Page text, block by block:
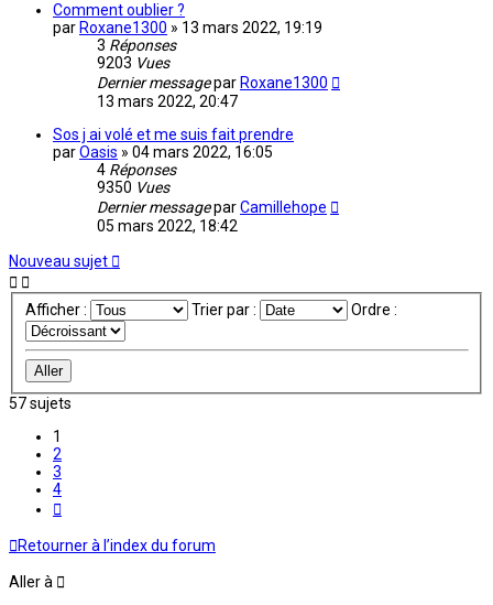
Comment oublier ?
par Roxane1300 » 13 mars 2022, 19:19
3 Réponses
9203 Vues
Dernier messagepar Roxane1300
13 mars 2022, 20:47
Sos j ai volé et me suis fait prendre
parOasis » 04 mars 2022, 16:05
4 Réponses
9350 Vues
Dernier messageparCamillehope
05 mars 2022, 18:42
Nouveau sujet
Afficher : Trier par : Ordre :
57 sujets
1
2
3
4
Retourner à l’index du forum
Aller à